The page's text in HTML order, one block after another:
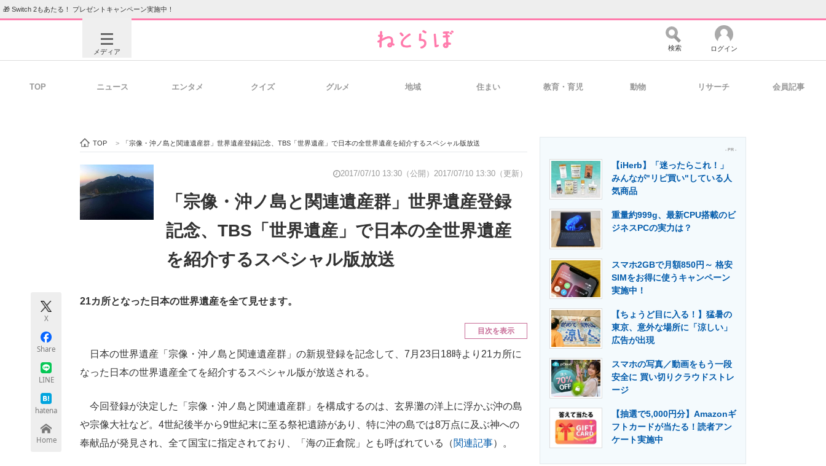
🎁 Switch 2もあたる！ プレゼントキャンペーン実施中！
メディア
ビジネスと働き方のヒント 経営リーダーのコミュニティ マーケ×ITの今がよく分かる
ITエンジニア向け専門サイト 企業向けIT製品の総合サイト IT製品の技術・比較・事例 製造業のIT導入・活用を支援
エネルギーの専門メディア 建設×テクノロジーの最前線
検索 ログイン
TOP ニュース エンタメ クイズ グルメ 地域 住まい 教育・育児 動物 リサーチ 会員記事
TOP > 「宗像・沖ノ島と関連遺産群」世界遺産登録記念、TBS「世界遺産」で日本の全世界遺産を紹介するスペシャル版放送
2017/07/10 13:30（公開） 2017/07/10 13:30（更新）
「宗像・沖ノ島と関連遺産群」世界遺産登録
記念、TBS「世界遺産」で日本の全世界遺産
を紹介するスペシャル版放送
X
Share
LINE
hatena
Home
21カ所となった日本の世界遺産を全て見せます。
目次を表示
日本の世界遺産「宗像・沖ノ島と関連遺産群」の新規登録を記念して、7月23日18時より21カ所に
なった日本の世界遺産全てを紹介するスペシャル版が放送される。
今回登録が決定した「宗像・沖ノ島と関連遺産群」を構成するのは、玄界灘の洋上に浮かぶ沖の島
や宗像大社など。4世紀後半から9世紀末に至る祭祀遺跡があり、特に沖の島では8万点に及ぶ神への
奉献品が発見され、全て国宝に指定されており、「海の正倉院」とも呼ばれている（関連記事）。
- PR -
【iHerb】「迷ったらこれ！」
みんなが"リピ買い"している人
気商品
重量約999g、最新CPU搭載のビ
ジネスPCの実力は？
スマホ2GBで月額850円～ 格安
SIMをお得に使うキャンペーン
実施中！
【ちょうど目に入る！】猛暑の
東京、意外な場所に「涼しい」
広告が出現
スマホの写真／動画をもう一段
安全に 買い切りクラウドストレ
ージ
【抽選で5,000円分】Amazonギ
フトカードが当たる！読者アン
ケート実施中